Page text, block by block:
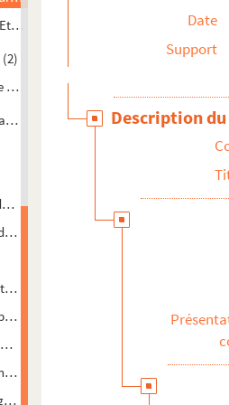
sa version en langue allemande
Émigrés (3)
fuite de 1793
de Dietrich 1787-1792
(3) Dossier sur Reubell (
sur Strasbourg
et journaux
Date
Support
Description